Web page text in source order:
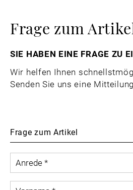
Frage zum
SIE HABEN EINE FRAGE ZU
Wir helfen Ihnen
Senden Sie uns eine
Frage zum Artikel